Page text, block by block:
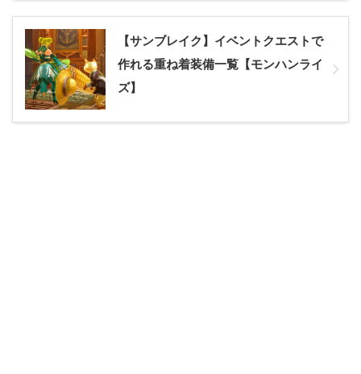
【サンブレイク】イベントクエストで
作れる重ね着装備一覧【モンハンライ
ズ】